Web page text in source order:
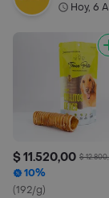
Hoy, 6
$ 11.520,00 $
10%
(192/g)